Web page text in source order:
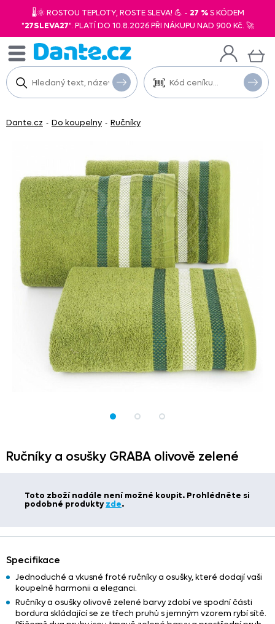
🌡️🌞 ROSTOU TEPLOTY, ROSTE SLEVA! 💪 - 27 %S KÓDEM
"27SLEVA27". PLATÍ DO 10.8.2026 PŘI NÁKUPU NAD 900 Kč. 🚀
Dante.cz - Do koupelny - Ručníky
Ručníky a osušky GRABA olivově zelené
Toto zboží nadále není možné koupit. Prohlédněte si
podobné produktyzde.
Specifikace
Jednoduché a vkusné froté ručníky a osušky, které dodají vaši
koupelně harmonii a eleganci.
Ručníky a osušky olivově zelené barvy zdobí ve spodní části
bordura skládající se ze třech pruhů s jemným vzorem rybí sítě.